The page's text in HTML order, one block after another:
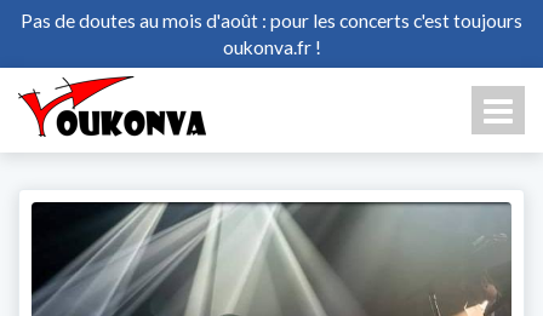
Pas de doutes au mois d'août : pour les concerts c'est toujours
oukonva.fr !